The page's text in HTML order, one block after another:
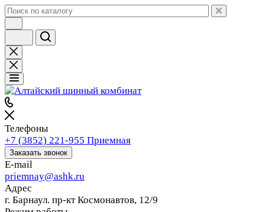
Телефоны
+7 (3852) 221-955 Приемная
Заказать звонок
E-mail
priemnay@ashk.ru
Адрес
г. Барнаул. пр-кт Космонавтов, 12/9